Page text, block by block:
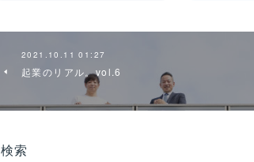
2021.10.11 01:27
起業のリアル。vol.6
検索